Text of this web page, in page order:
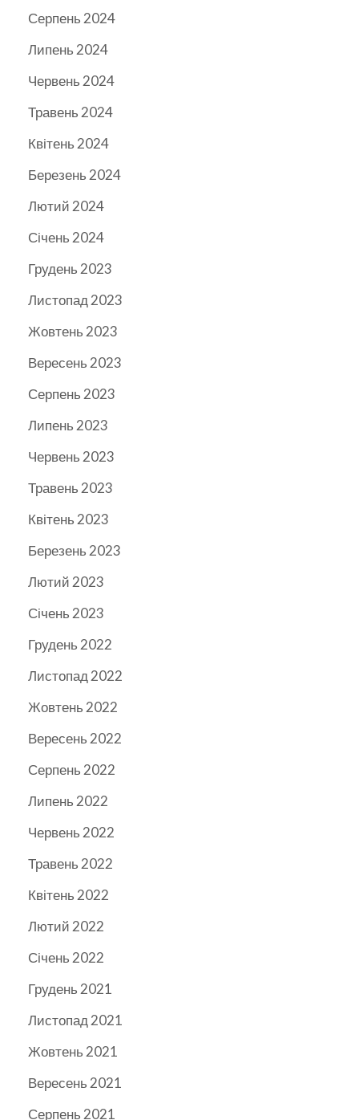
Серпень 2024
Липень 2024
Червень 2024
Травень 2024
Квітень 2024
Березень 2024
Лютий 2024
Січень 2024
Грудень 2023
Листопад 2023
Жовтень 2023
Вересень 2023
Серпень 2023
Липень 2023
Червень 2023
Травень 2023
Квітень 2023
Березень 2023
Лютий 2023
Січень 2023
Грудень 2022
Листопад 2022
Жовтень 2022
Вересень 2022
Серпень 2022
Липень 2022
Червень 2022
Травень 2022
Квітень 2022
Лютий 2022
Січень 2022
Грудень 2021
Листопад 2021
Жовтень 2021
Вересень 2021
Серпень 2021